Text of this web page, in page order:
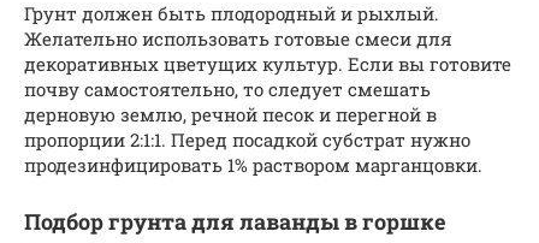
Грунт должен быть плодородный и рыхлый.
Желательно использовать готовые смеси для
декоративных цветущих культур. Если вы готовите
почву самостоятельно, то следует смешать
дерновую землю, речной песок и перегной в
пропорции 2:1:1. Перед посадкой субстрат нужно
продезинфицировать 1% раствором марганцовки.
Подбор грунта для лаванды в горшке